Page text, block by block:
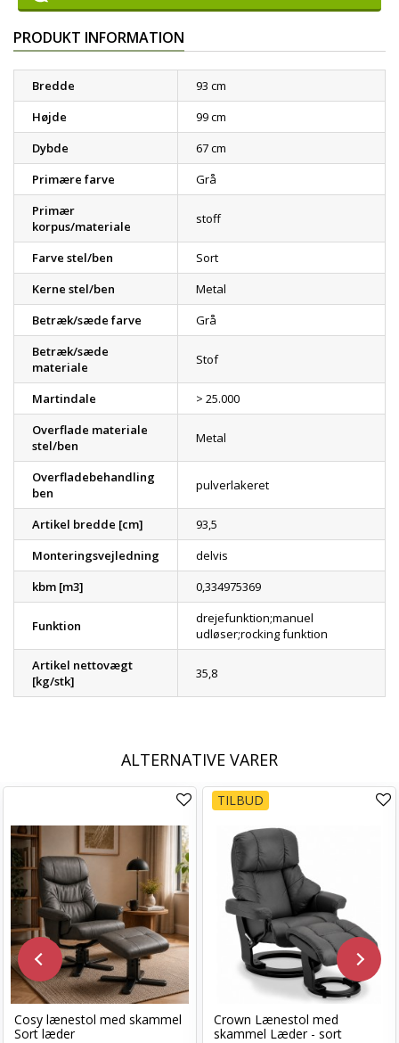
PRODUKT INFORMATION
Bredde
93 cm
Højde
99 cm
Dybde
67 cm
Primære farve
Grå
Primær
korpus/materiale
stoff
Farve stel/ben
Sort
Kerne stel/ben
Metal
Betræk/sæde farve
Grå
Betræk/sæde
materiale
Stof
Martindale
> 25.000
Overflade materiale
stel/ben
Metal
Overfladebehandling
ben
pulverlakeret
Artikel bredde [cm]
93,5
Monteringsvejledning
delvis
kbm [m3]
0,334975369
Funktion
drejefunktion;manuel
udløser;rocking funktion
Artikel nettovægt
[kg/stk]
35,8
ALTERNATIVE VARER
Cosy lænestol med skammel
Sort læder
TILBUD
Crown Lænestol med
skammel Læder - sort